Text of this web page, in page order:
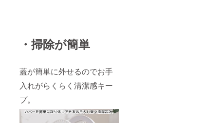
・掃除が簡単
蓋が簡単に外せるのでお手
入れがらくらく清潔感キー
プ。